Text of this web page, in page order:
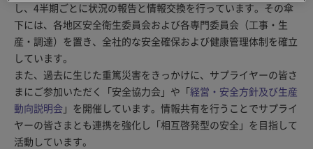
し、4半期ごとに状況の報告と情報交換を行っています。その傘
下には、各地区安全衛生委員会および各専門委員会（工事・生
産・調達）を置き、全社的な安全確保および健康管理体制を確立
しています。
また、過去に生じた重篤災害をきっかけに、サプライヤーの皆さ
まにご参加いただく「安全協力会」や「経営・安全方針及び生産
動向説明会 」を開催しています。情報共有を行うことでサプライ
ヤーの皆さまとも連携を強化し「相互啓発型の安全」を目指して
活動しています。